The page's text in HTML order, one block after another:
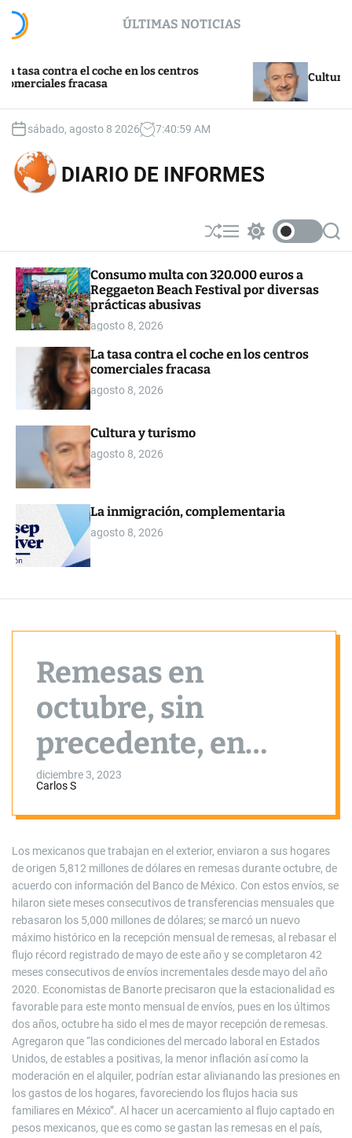
c
ÚLTIMAS NOTICIAS
el coche en los centros
fracasa
Cultura y
sábado, agosto 8 2026 7:41:00 AM
DIARIO DE INFORMES
S
h
ff
l
M
e
u
w
t
c
o
S
e
Consumo multa con 320.000 euros a
Reggaeton Beach Festival por diversas
prácticas abusivas
agosto 8, 2026
La tasa contra el coche en los centros
comerciales fracasa
agosto 8, 2026
Cultura y turismo
agosto 8, 2026
La inmigración, complementaria
agosto 8, 2026
Remesas en
octubre, sin
precedente, en
5,812 millones de
dólares
diciembre 3, 2023
Carlos S
Los mexicanos que trabajan en el exterior, enviaron a sus hogares
de origen 5,812 millones de dólares en remesas durante octubre, de
acuerdo con información del Banco de México. Con estos envíos, se
hilaron siete meses consecutivos de transferencias mensuales que
rebasaron los 5,000 millones de dólares; se marcó un nuevo
máximo histórico en la recepción mensual de remesas, al rebasar el
flujo récord registrado de mayo de este año y se completaron 42
meses consecutivos de envíos incrementales desde mayo del año
2020. Economistas de Banorte precisaron que la estacionalidad es
favorable para este monto mensual de envíos, pues en los últimos
dos años, octubre ha sido el mes de mayor recepción de remesas.
Agregaron que “las condiciones del mercado laboral en Estados
Unidos, de estables a positivas, la menor inflación así como la
moderación en el alquiler, podrían estar alivianando las presiones en
los gastos de los hogares, favoreciendo los flujos hacia sus
familiares en México”. Al hacer un acercamiento al flujo captado en
pesos mexicanos, que es como se gastan las remesas en el país,